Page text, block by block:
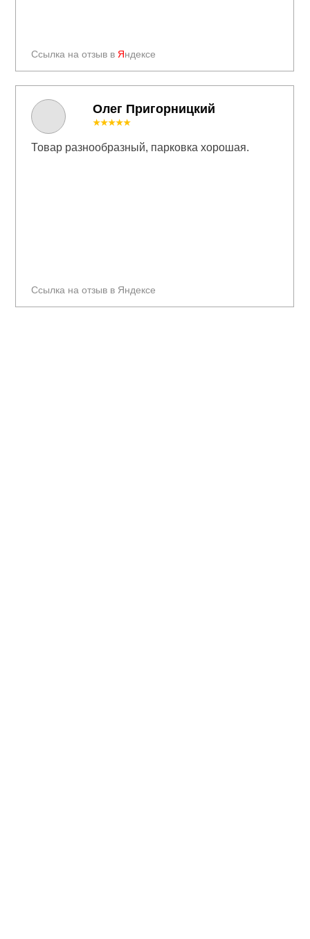
Олег Пригорницкий
Ссылка на отзыв в Яндексе
Ссылка на отзыв в Яндексе
★★★★★
Товар разнообразный, парковка хорошая.